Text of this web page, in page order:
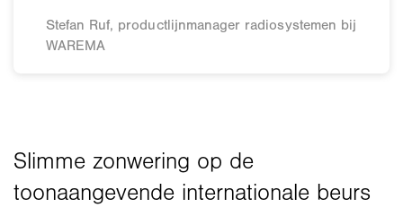
Stefan Ruf, productlijnmanager radiosystemen bij
WAREMA